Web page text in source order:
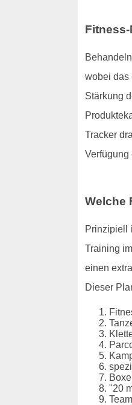
wobei das
Stärkung
Tracker
Verfügung
Welche
Prinzipiell
Training
einen
Dieser
"20